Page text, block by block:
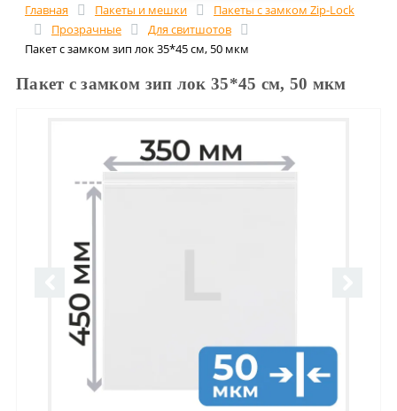
Главная Пакеты и мешки
Пакеты с замком Zip-Lock
Прозрачные
Для свитшотов
Пакет с замком зип лок 35*45 см, 50 мкм
Пакет с замком зип лок 35*45 см, 50 мкм